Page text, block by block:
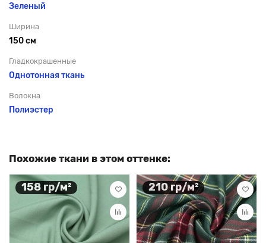
Зеленый
Ширина
150 см
Гладкокрашенные
Однотонная ткань
Волокна
Полиэстер
Похожие ткани в этом оттенке:
158 гр/м² 210 гр/м²